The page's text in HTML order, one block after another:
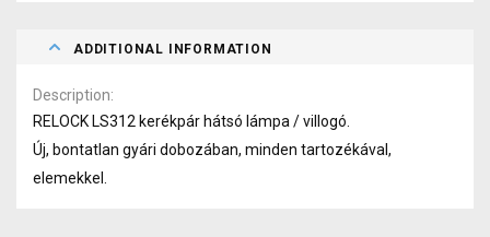
ADDITIONAL INFORMATION
Description
RELOCK LS312 kerékpár hátsó lámpa / villogó.
Új, bontatlan gyári dobozában, minden tartozékával,
elemekkel.